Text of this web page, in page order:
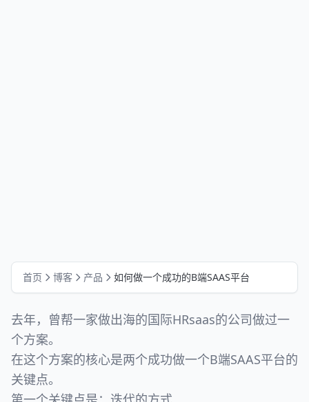
首页 博客 产品 如何做一个成功的B端SAAS平台
去年，曾帮一家做出海的国际HRsaas的公司做过一
个方案。
在这个方案的核心是两个成功做一个B端SAAS平台的
关键点。